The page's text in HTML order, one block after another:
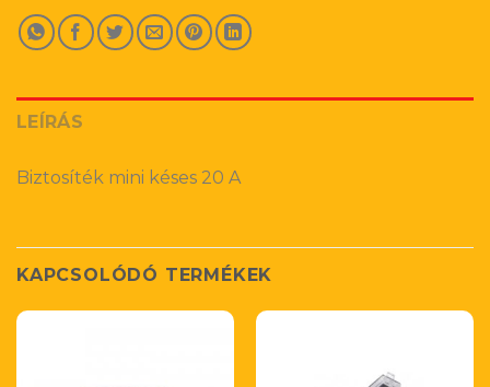
LEÍRÁS
Biztosíték mini késes 20 A
KAPCSOLÓDÓ TERMÉKEK